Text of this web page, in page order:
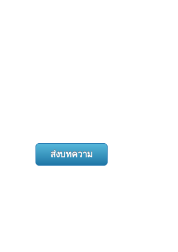
ส่งบทความ